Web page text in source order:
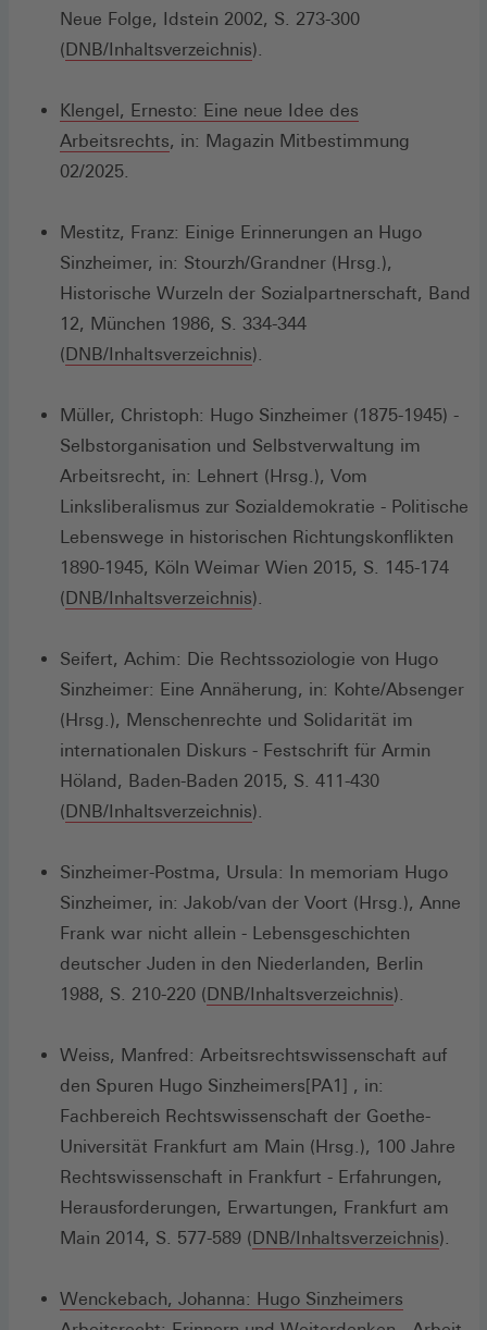
Neue Folge, Idstein 2002, S. 273-300
(DNB/Inhaltsverzeichnis(Öffnet
einem
neuen
).
Klengel, Ernesto: Eine neue Idee des
Arbeitsrechts (Öffnet
neuen
Fenster)
, in: Magazin Mitbestimmung
02/2025.
Mestitz, Franz: Einige Erinnerungen an Hugo
Sinzheimer, in: Stourzh/Grandner (Hrsg.),
Historische Wurzeln der Sozialpartnerschaft, Band
12, München 1986, S. 334-344
(DNB/Inhaltsverzeichnis(Öffnet
einem
neuen
Fenster)
).
Müller, Christoph: Hugo Sinzheimer (1875-1945) -
Selbstorganisation und Selbstverwaltung im
Arbeitsrecht, in: Lehnert (Hrsg.), Vom
Linksliberalismus zur Sozialdemokratie - Politische
Lebenswege in historischen Richtungskonflikten
1890-1945, Köln Weimar Wien 2015, S. 145-174
(DNB/Inhaltsverzeichnis(Öffnet
einem
neuen
Fenster)
).
Seifert, Achim: Die Rechtssoziologie von Hugo
Sinzheimer: Eine Annäherung, in: Kohte/Absenger
(Hrsg.), Menschenrechte und Solidarität im
internationalen Diskurs - Festschrift für Armin
Höland, Baden-Baden 2015, S. 411-430
(DNB/Inhaltsverzeichnis(Öffnet
einem
neuen
Fenster)
).
Sinzheimer-Postma, Ursula: In memoriam Hugo
Sinzheimer, in: Jakob/van der Voort (Hrsg.), Anne
Frank war nicht allein - Lebensgeschichten
deutscher Juden in den Niederlanden, Berlin
1988, S. 210-220 (DNB/Inhaltsverzeichnis(Öffnet
einem
Fenster)
).
Weiss, Manfred: Arbeitsrechtswissenschaft auf
den Spuren Hugo Sinzheimers[PA1] , in:
Fachbereich Rechtswissenschaft der Goethe-
Universität Frankfurt am Main (Hrsg.), 100 Jahre
Rechtswissenschaft in Frankfurt - Erfahrungen,
Herausforderungen, Erwartungen, Frankfurt am
Main 2014, S. 577-589 (DNB/Inhaltsverzeichnis).
Wenckebach, Johanna: Hugo Sinzheimers